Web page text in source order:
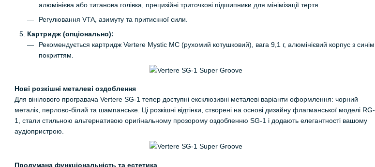
алюмінієва або титанова голівка, прецизійні триточкові підшипники для мінімізації тертя.
Регулювання VTA, азимуту та притискної сили.
Картридж (опціонально):
Рекомендується картридж Vertere Mystic MC (рухомий котушковий), вага 9,1 г, алюмінієвий корпус з синім
покриттям.
Нові розкішні металеві оздоблення
Для вінілового програвача Vertere SG-1 тепер доступні ексклюзивні металеві варіанти оформлення: чорний
металік, перлово-білий та шампанське. Ці розкішні відтінки, створені на основі дизайну флагманської моделі RG-
1, стали стильною альтернативою оригінальному прозорому оздобленню SG-1 і додають елегантності вашому
аудіопристрою.
Продумана функціональність та естетика